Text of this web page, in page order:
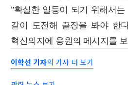
"확실한 일등이 되기 위해서
같이 도전해 끝장을 봐야 한
혁신의지에 응원의 메시지를
이학선 기자의 기사 더 보기